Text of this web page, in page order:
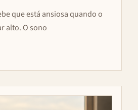
que está ansiosa quando o
alto. O sono